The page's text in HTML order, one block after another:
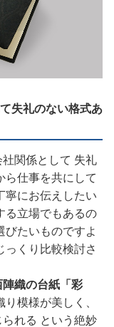
失礼のない格式あ
関係として 失礼
ら仕事を共にして
寧にお伝えしたい
る立場でもあるの
びたいものですよ
っくり比較検討さ
陣織の台紙「彩
模様が美しく、
れる という絶妙